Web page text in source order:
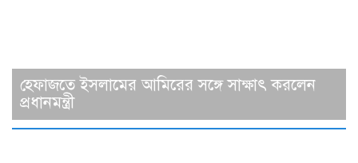
হেফাজতে ইসলামের আমিরের সঙ্গে সাক্ষাৎ করলেন
প্রধানমন্ত্রী